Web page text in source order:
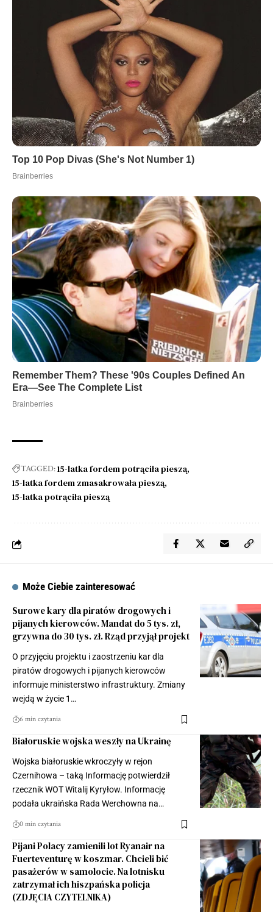
TAGGED:15-latka fordem potrąciła pieszą
15-latka fordem zmasakrowała pieszą
15-latka potrąciła pieszą
Może Ciebie zainteresować
Surowe kary dla piratów drogowych i
pijanych kierowców. Mandat do 5 tys. zł,
grzywna do 30 tys. zł. Rząd przyjął projekt
O przyjęciu projektu i zaostrzeniu kar dla
piratów drogowych i pijanych kierowców
informuje ministerstwo infrastruktury. Zmiany
wejdą w życie 1…
6 min czytania
Białoruskie wojska weszły na Ukrainę
Wojska białoruskie wkroczyły w rejon
Czernihowa – taką Informację potwierdził
rzecznik WOT Witalij Kyryłow. Informację
podała ukraińska Rada Werchowna na…
0 min czytania
Pijani Polacy zamienili lot Ryanair na
Fuerteventurę w koszmar. Chcieli bić
pasażerów w samolocie. Na lotnisku
zatrzymał ich hiszpańska policja
(ZDJĘCIA CZYTELNIKA)